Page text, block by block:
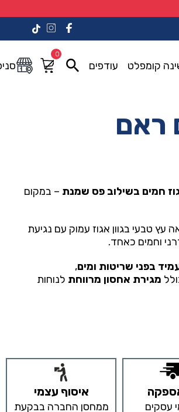
קומפלט עודפים
0
ראם
חמים בשילוב פס שמנת – במקום
עץ טבעי בגוון אגוז עמוק עם נגיעת
וחמים כאחד.
,
מגירת אחסון מרווחת לנוחות
איסוף עצמי
ממחסן החברה בבקעת